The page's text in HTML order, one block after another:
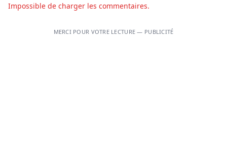
Impossible de charger les commentaires.
MERCI POUR VOTRE LECTURE — PUBLICITÉ